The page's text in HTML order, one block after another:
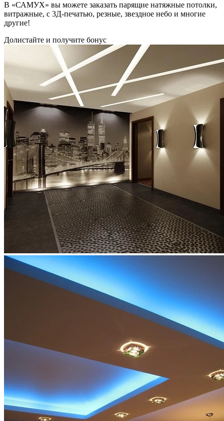
В «САМУХ» вы можете заказать парящие натяжные потолки,
витражные, с 3Д-печатью, резные, звездное небо и многие
другие!
Долистайте и получите бонус